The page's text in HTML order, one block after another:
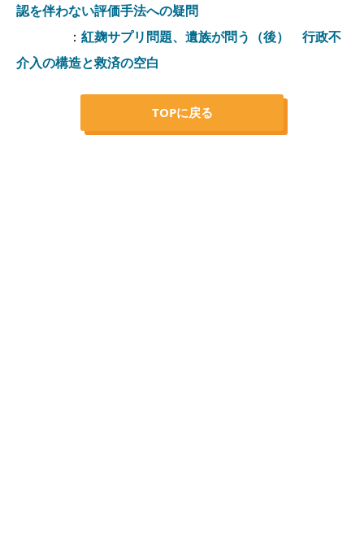
認を伴わない評価手法への疑問
： 紅麹サプリ問題、遺族が問う（後） 行政不
介入の構造と救済の空白
TOPに戻る